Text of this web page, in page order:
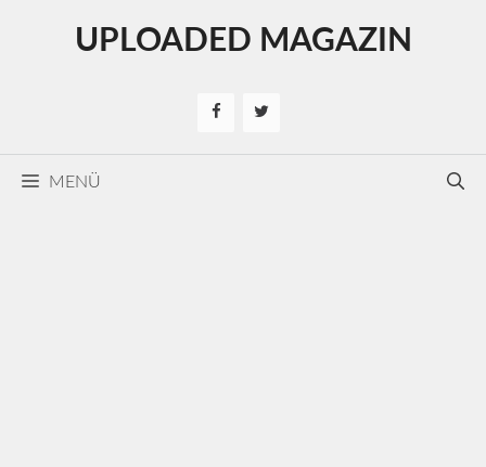
UPLOADED MAGAZIN
MENÜ